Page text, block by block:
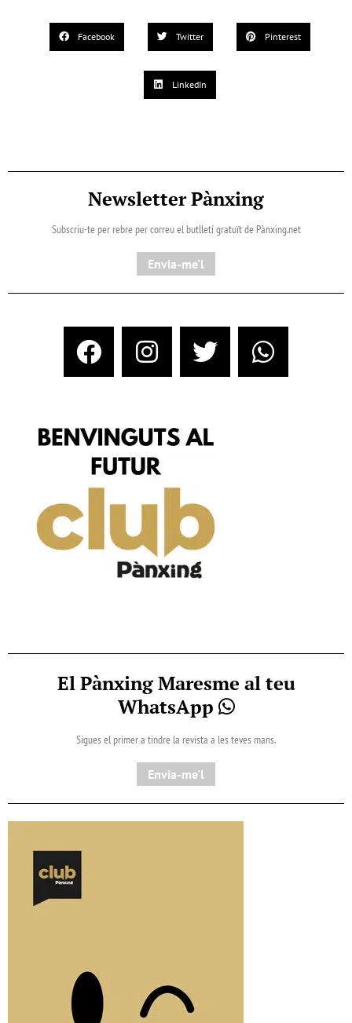
Facebook Twitter Pinterest
LinkedIn
Newsletter Pànxing
Subscriu-te per rebre per correu el butlletí gratuït de Pànxing.net​
Envia-me'l
El Pànxing Maresme al teu
WhatsApp
Sigues el primer a tindre la revista a les teves mans.
Envia-me'l